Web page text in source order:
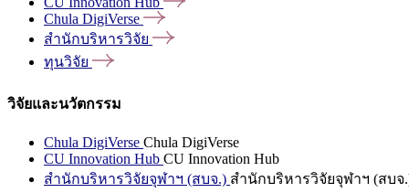
Chula DigiVerse
สำนักบริหารวิจัย
ทุนวิจัย
วิจัยและนวัตกรรม
Chula DigiVerse Chula DigiVerse
CU Innovation Hub CU Innovation Hub
สำนักบริหารวิจัยจุฬาฯ (สบจ.) สำนักบริหารวิจัยจุฬาฯ (สบจ